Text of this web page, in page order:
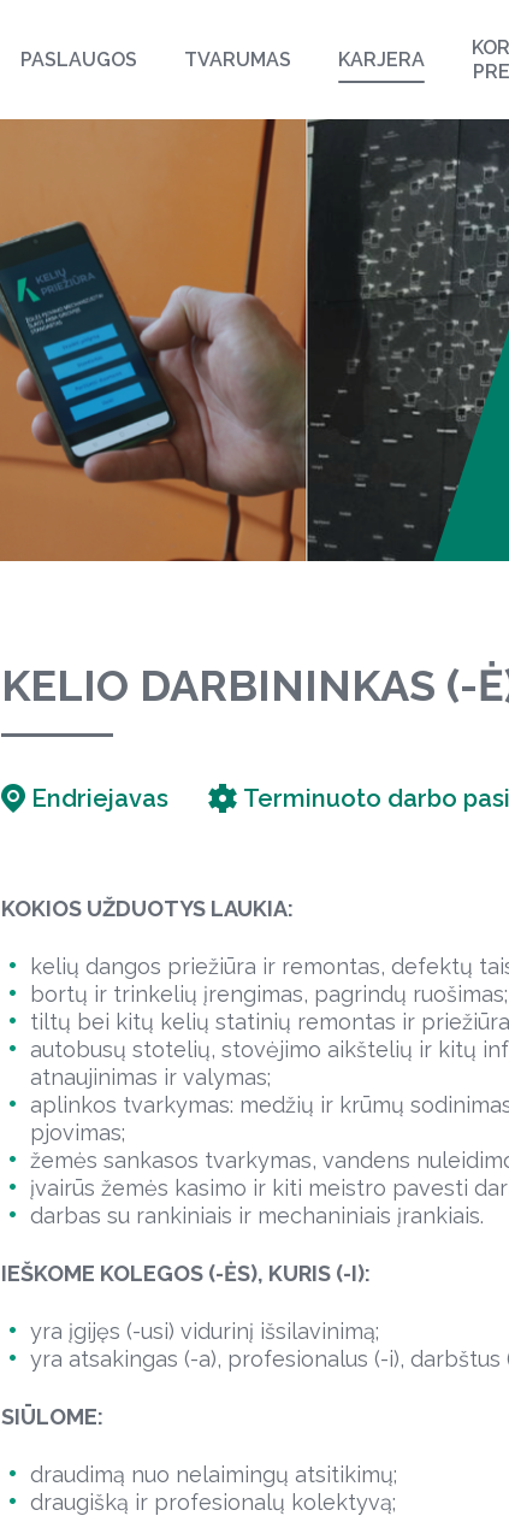
PASLAUGOS TVARUMAS KARJERA
KELIO DARBININKAS (-
Endriejavas Terminuoto darbo
KOKIOS UŽDUOTYS LAUKIA:
kelių dangos priežiūra ir remontas, defektų
bortų ir trinkelių įrengimas, pagrindų ruošimas;
tiltų bei kitų kelių statinių remontas ir
autobusų stotelių, stovėjimo aikštelių ir kitų
atnaujinimas ir valymas;
aplinkos tvarkymas: medžių ir krūmų
pjovimas;
žemės sankasos tvarkymas, vandens
įvairūs žemės kasimo ir kiti meistro pavesti
darbas su rankiniais ir mechaniniais įrankiais.
IEŠKOME KOLEGOS (-ĖS), KURIS (-I):
yra įgijęs (-usi) vidurinį išsilavinimą;
yra atsakingas (-a), profesionalus (-i), darbštus
SIŪLOME:
draudimą nuo nelaimingų atsitikimų;
draugišką ir profesionalų kolektyvą;